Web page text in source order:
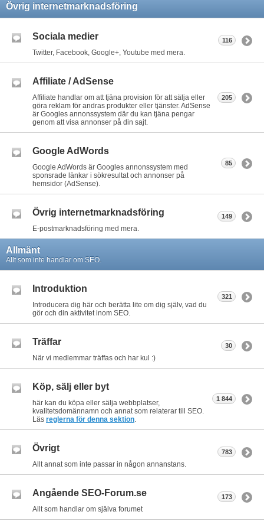
Övrig internetmarknadsföring
Sociala medier
Twitter, Facebook, Google+, Youtube med mera.
116
Affiliate / AdSense
Affiliate handlar om att tjäna provision för att sälja eller
göra reklam för andras produkter eller tjänster. AdSense
är Googles annonssystem där du kan tjäna pengar
genom att visa annonser på din sajt.
205
Google AdWords
Google AdWords är Googles annonssystem med
sponsrade länkar i sökresultat och annonser på
hemsidor (AdSense).
85
Övrig internetmarknadsföring
E-postmarknadsföring med mera.
149
Allmänt
Allt som inte handlar om SEO.
Introduktion
Introducera dig här och berätta lite om dig själv, vad du
gör och din aktivitet inom SEO.
321
Träffar
När vi medlemmar träffas och har kul :)
30
Köp, sälj eller byt
här kan du köpa eller sälja webbplatser,
kvalitetsdomännamn och annat som relaterar till SEO.
Läs reglerna för denna sektion
1 844
Övrigt
Allt annat som inte passar in någon annanstans.
783
Angående SEO-Forum.se
Allt som handlar om själva forumet
173